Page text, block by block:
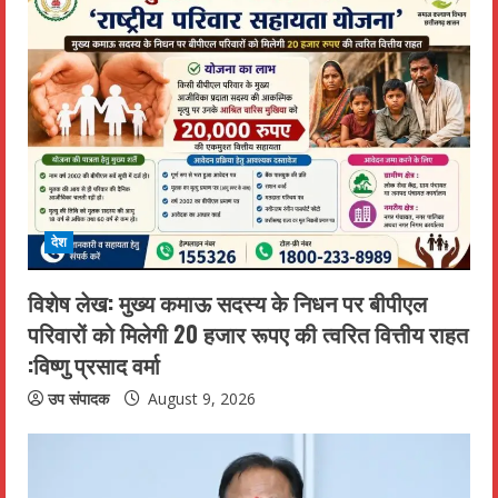
देश
विशेष लेख: मुख्य कमाऊ सदस्य के निधन पर बीपीएल
परिवारों को मिलेगी 20 हजार रूपए की त्वरित वित्तीय राहत
:विष्णु प्रसाद वर्मा
उप संपादक August 9, 2026